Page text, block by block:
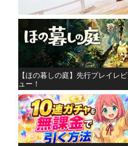
【ほの暮しの庭】先行プレイレビ
ュー！